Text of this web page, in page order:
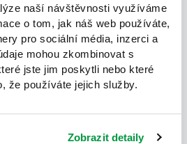
naší návštěvnosti využíváme
o tom, jak náš web používáte,
pro sociální média, inzerci a
mohou zkombinovat s
jste jim poskytli nebo které
že používáte jejich služby.
Zobrazit detaily